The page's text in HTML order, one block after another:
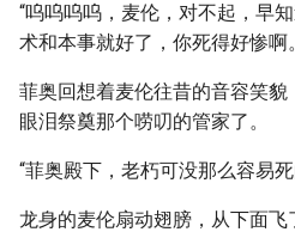
“呜呜呜呜，麦伦，对不起，早
术和本事就好了，你死得好惨啊
菲奥回想着麦伦往昔的音容笑
眼泪祭奠那个唠叨的管家了。
“菲奥殿下，老朽可没那么容易
龙身的麦伦扇动翅膀，从下面